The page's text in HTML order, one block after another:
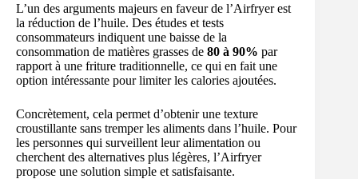
L’un des arguments majeurs en faveur de l’Airfryer est
la réduction de l’huile. Des études et tests
consommateurs indiquent une baisse de la
consommation de matières grasses de 80 à 90% par
rapport à une friture traditionnelle, ce qui en fait une
option intéressante pour limiter les calories ajoutées.
Concrètement, cela permet d’obtenir une texture
croustillante sans tremper les aliments dans l’huile. Pour
les personnes qui surveillent leur alimentation ou
cherchent des alternatives plus légères, l’Airfryer
propose une solution simple et satisfaisante.